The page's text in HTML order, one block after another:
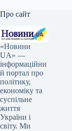
Про сайт
«Новини
UA» —
інформаційни
й портал про
політику,
економіку та
суспільне
життя
України і
світу. Ми